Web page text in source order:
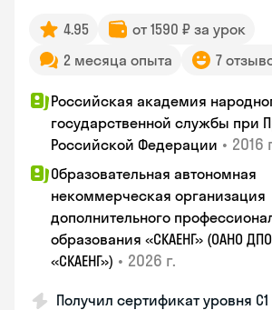
4.95
от 1590 ₽ за урок
2 месяца опыта
7
Российская академия
государственной службы при
Российской Федерации • 2016
Образовательная автономная
некоммерческая организация
дополнительного
образования «СКАЕНГ» (ОАНО ДПО
«СКАЕНГ») • 2026 г.
Получил сертификат уровня С1